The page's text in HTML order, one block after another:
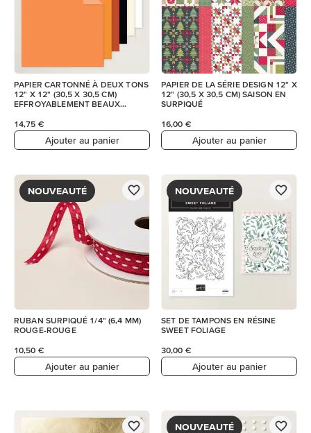
PAPIER CARTONNÉ À DEUX TONS
12" X 12" (30,5 X 30,5 CM)
EFFROYABLEMENT BEAUX
14,75 €
Ajouter au panier
PAPIER DE LA SÉRIE DESIGN 12" X
12" (30,5 X 30,5 CM) SAISON EN
SURPIQUÉ
16,00 €
Ajouter au panier
NOUVEAUTÉ
RUBAN SURPIQUÉ 1/4" (6,4 MM)
ROUGE-ROUGE
10,50 €
Ajouter au panier
NOUVEAUTÉ
SET DE TAMPONS EN RÉSINE
SWEET FOLIAGE
30,00 €
Ajouter au panier
NOUVEAUTÉ